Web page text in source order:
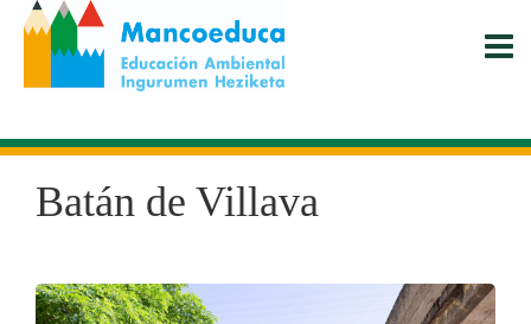
Pasar
contenido
principal
Batán de Villava